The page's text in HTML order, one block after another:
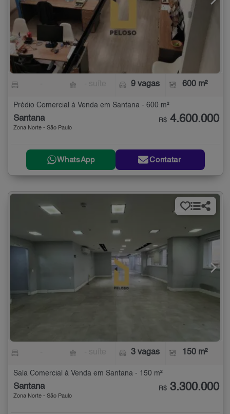
9 vagas 600 m²
Prédio Comercial à Venda em Santana - 600 m²
Santana
Zona Norte - São Paulo
R$ 4.600.000
WhatsApp Contatar
3 vagas 150 m²
Sala Comercial à Venda em Santana - 150 m²
Santana
Zona Norte - São Paulo
R$ 3.300.000